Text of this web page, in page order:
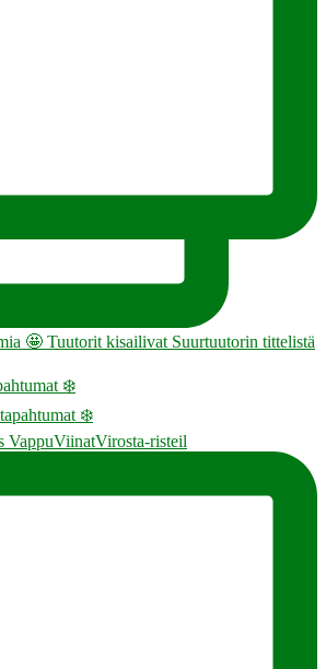
❄️
VappuViinatVirosta-risteil